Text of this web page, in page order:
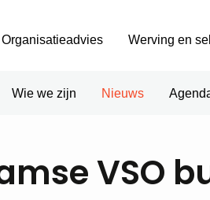
Wie we zijn Nieuws
Organisatieadvies Werving en
VSO